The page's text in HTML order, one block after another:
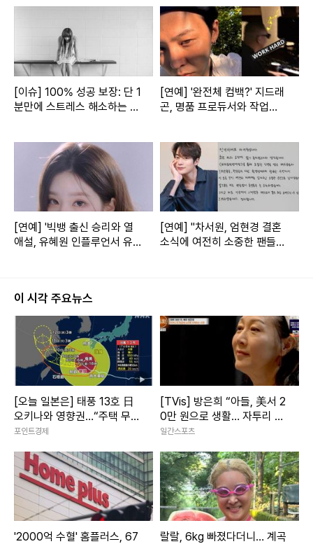
CNN인도네시아는 "이날 공연에서 관객 30명 이상이 실신했
다"고 보도했다. 현지 경찰 관계자 또한 30명 이상이 실신해
공연 기획사와의 계약 및 안전상의 이유로 공연을 중단시켰다
고 밝혔다.
한편 NCT 127은 5일에도 같은 공연장에서 콘서트를 열 예정
이다. 공연 업체는 안전요원과 의료진을 추가 배치해 재발을
막겠다고 약속했다.
Copyright ⓒ 시아뉴스 무단 전재 및 재배포 금지
[이슈] 100% 성공 보장: 단 1
분만에 스트레스 해소하는 비
[연예] '완전체 컴백?' 지드래
곤, 명품 프로듀서와 작업
[연예] '빅뱅 출신 승리와 열
애설, 유혜원 인플루언서 유
[연예] "차서원, 엄현경 결혼
소식에 여전히 소중한 팬들에
이 시각 주요뉴스
[오늘 일본은] 태풍 13호 日
오키나와 영향권…“주택 무너
질 강풍” 최대 200㎜ 폭우
포인트경제
[TVis] 방은희 “아들, 美서 2
0만 원으로 생활… 자투리 고
기 먹는다고” 눈물 (특종세
일간스포츠
'2000억 수혈' 홈플러스, 67
랄랄, 6kg 빠졌다더니… 계곡